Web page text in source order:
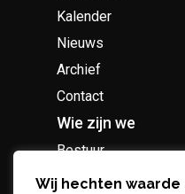
Kalender
Nieuws
Archief
Contact
Wie zijn we
Bestuur
Geschiedenis
Wij hechten waarde